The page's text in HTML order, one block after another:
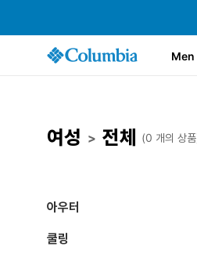
Men
여성 > 전체 (0 개의 상
아우터
쿨링